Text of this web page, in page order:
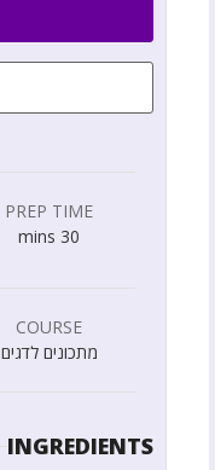
PREP TIME
30
mins
COURSE
מתכונים לדגים
INGREDIENTS